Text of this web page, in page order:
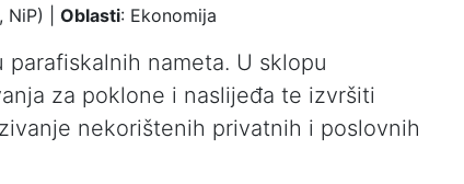
NiP) | Oblasti: Ekonomija
nameta. U sklopu
za poklone i naslijeđa te izvršiti
nekorištenih privatnih i poslovnih